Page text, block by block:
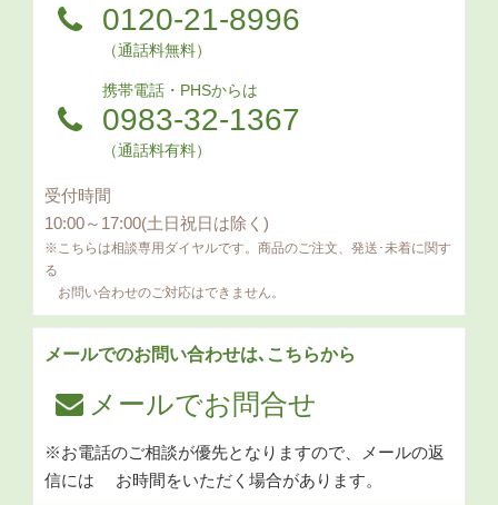
0120-21-8996
（通話料無料）
携帯電話・PHSからは
0983-32-1367
（通話料有料）
受付時間
10:00～17:00(土日祝日は除く)
※こちらは相談専用ダイヤルです。商品のご注文、発送･未着に関す
る
お問い合わせのご対応はできません。
メールでのお問い合わせは､こちらから
メールでお問合せ
※お電話のご相談が優先となりますので、メールの返
信には お時間をいただく場合があります。